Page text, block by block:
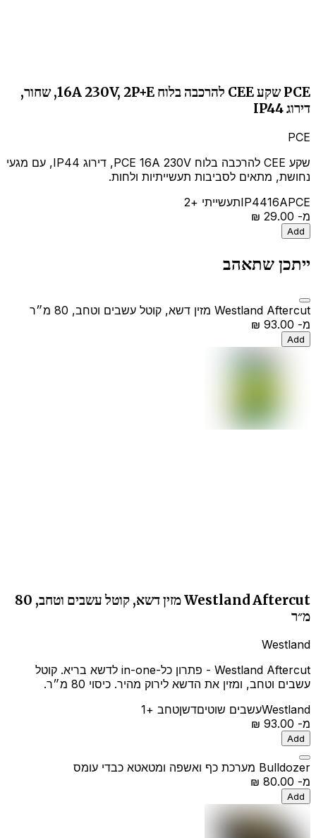
PCE שקע CEE להרכבה בלוח 16A 230V, 2P+E, שחור,
דירוג IP44
PCE
שקע CEE להרכבה בלוח PCE 16A 230V, דירוג IP44, עם מגעי
נחושת, מתאים לסביבות תעשייתיות ולחות.
IP4416APCE תעשייתי +2
מ-
Add
ייתכן שתאהב
Westland Aftercut מזין דשא, קוטל עשבים וטחב, 80 מ״ר
מ-
Add
Westland Aftercut מזין דשא, קוטל עשבים וטחב, 80
מ״ר
Westland
Westland Aftercut - פתרון כל-in-one לדשא בריא. קוטל
עשבים וטחב, ומזין את הדשא לירוק מהיר. כיסוי 80 מ״ר.
Westlandעשבים שוטיםדשןטחב +1
מ-
Add
Bulldozer מערכת כף ואשפה ומטאטא כבדי עומס
מ-
Add